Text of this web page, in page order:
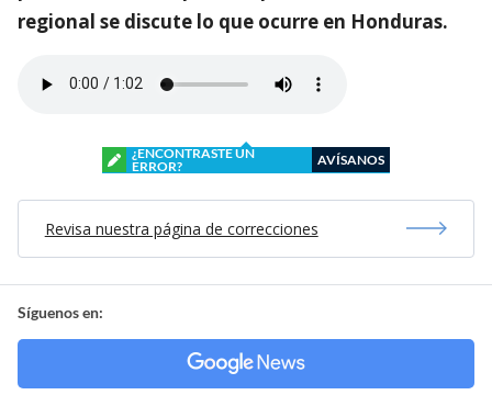
regional se discute lo que ocurre en Honduras.
¿ENCONTRASTE UN
ERROR?
AVÍSANOS
Revisa nuestra página de correcciones
Síguenos en: